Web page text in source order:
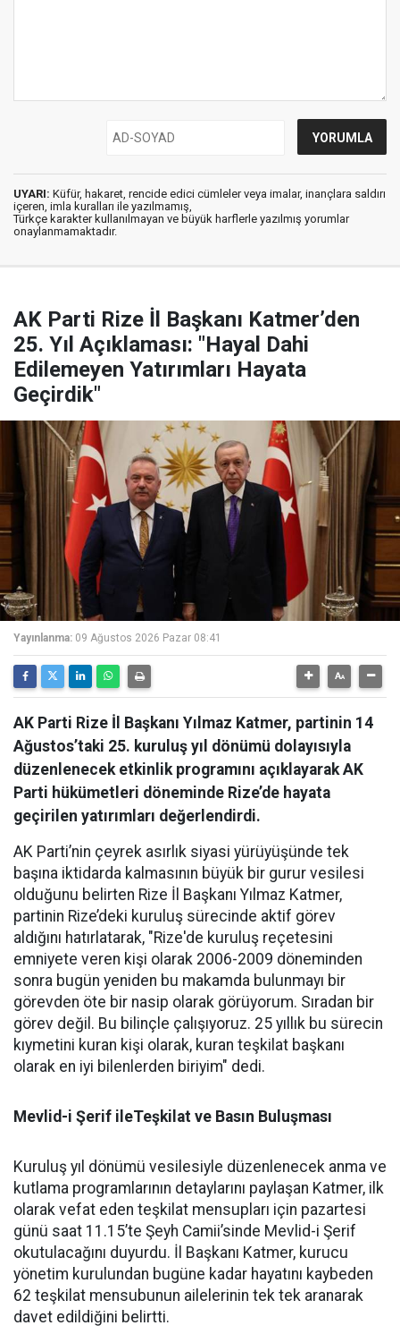
UYARI: Küfür, hakaret, rencide edici cümleler veya imalar, inançlara saldırı
içeren, imla kuralları ile yazılmamış,
Türkçe karakter kullanılmayan ve büyük harflerle yazılmış yorumlar
onaylanmamaktadır.
AK Parti Rize İl Başkanı Katmer’den
25. Yıl Açıklaması: "Hayal Dahi
Edilemeyen Yatırımları Hayata
Geçirdik"
Yayınlanma: 09 Ağustos 2026 Pazar 08:41
AK Parti Rize İl Başkanı Yılmaz Katmer, partinin 14
Ağustos’taki 25. kuruluş yıl dönümü dolayısıyla
düzenlenecek etkinlik programını açıklayarak AK
Parti hükümetleri döneminde Rize’de hayata
geçirilen yatırımları değerlendirdi.
AK Parti’nin çeyrek asırlık siyasi yürüyüşünde tek
başına iktidarda kalmasının büyük bir gurur vesilesi
olduğunu belirten Rize İl Başkanı Yılmaz Katmer,
partinin Rize’deki kuruluş sürecinde aktif görev
aldığını hatırlatarak, "Rize'de kuruluş reçetesini
emniyete veren kişi olarak 2006-2009 döneminden
sonra bugün yeniden bu makamda bulunmayı bir
görevden öte bir nasip olarak görüyorum. Sıradan bir
görev değil. Bu bilinçle çalışıyoruz. 25 yıllık bu sürecin
kıymetini kuran kişi olarak, kuran teşkilat başkanı
olarak en iyi bilenlerden biriyim" dedi.
Mevlid-i Şerif ileTeşkilat ve Basın Buluşması
Kuruluş yıl dönümü vesilesiyle düzenlenecek anma ve
kutlama programlarının detaylarını paylaşan Katmer, ilk
olarak vefat eden teşkilat mensupları için pazartesi
günü saat 11.15’te Şeyh Camii’sinde Mevlid-i Şerif
okutulacağını duyurdu. İl Başkanı Katmer, kurucu
yönetim kurulundan bugüne kadar hayatını kaybeden
62 teşkilat mensubunun ailelerinin tek tek aranarak
davet edildiğini belirtti.